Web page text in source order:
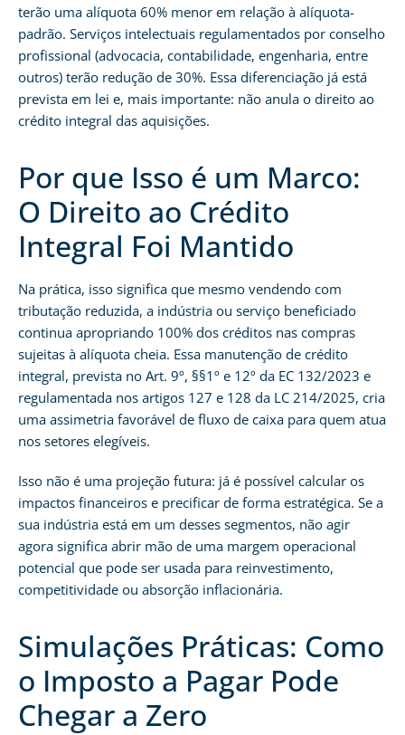
terão uma alíquota 60% menor em relação à alíquota-
padrão. Serviços intelectuais regulamentados por conselho
profissional (advocacia, contabilidade, engenharia, entre
outros) terão redução de 30%. Essa diferenciação já está
prevista em lei e, mais importante: não anula o direito ao
crédito integral das aquisições.
Por que Isso é um Marco:
O Direito ao Crédito
Integral Foi Mantido
Na prática, isso significa que mesmo vendendo com
tributação reduzida, a indústria ou serviço beneficiado
continua apropriando 100% dos créditos nas compras
sujeitas à alíquota cheia. Essa manutenção de crédito
integral, prevista no Art. 9º, §§1º e 12º da EC 132/2023 e
regulamentada nos artigos 127 e 128 da LC 214/2025, cria
uma assimetria favorável de fluxo de caixa para quem atua
nos setores elegíveis.
Isso não é uma projeção futura: já é possível calcular os
impactos financeiros e precificar de forma estratégica. Se a
sua indústria está em um desses segmentos, não agir
agora significa abrir mão de uma margem operacional
potencial que pode ser usada para reinvestimento,
competitividade ou absorção inflacionária.
Simulações Práticas: Como
o Imposto a Pagar Pode
Chegar a Zero